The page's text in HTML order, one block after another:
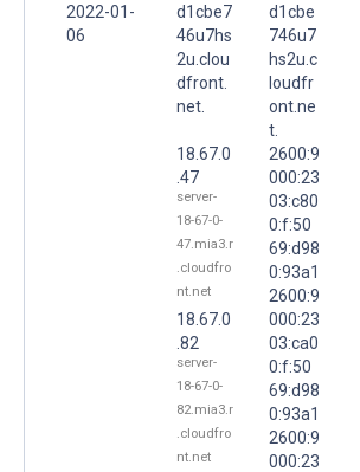
2022-01-
06
d1cbe7
46u7hs
2u.clou
dfront.
net.
18.67.0
.47
server-
18-67-0-
47.mia3.r
.cloudfro
nt.net
18.67.0
.82
server-
18-67-0-
82.mia3.r
.cloudfro
nt.net
d1cbe
746u7
hs2u.c
loudfr
ont.ne
t.
2600:9
000:23
03:c80
0:f:50
69:d98
0:93a1
2600:9
000:23
03:ca0
0:f:50
69:d98
0:93a1
2600:9
000:23